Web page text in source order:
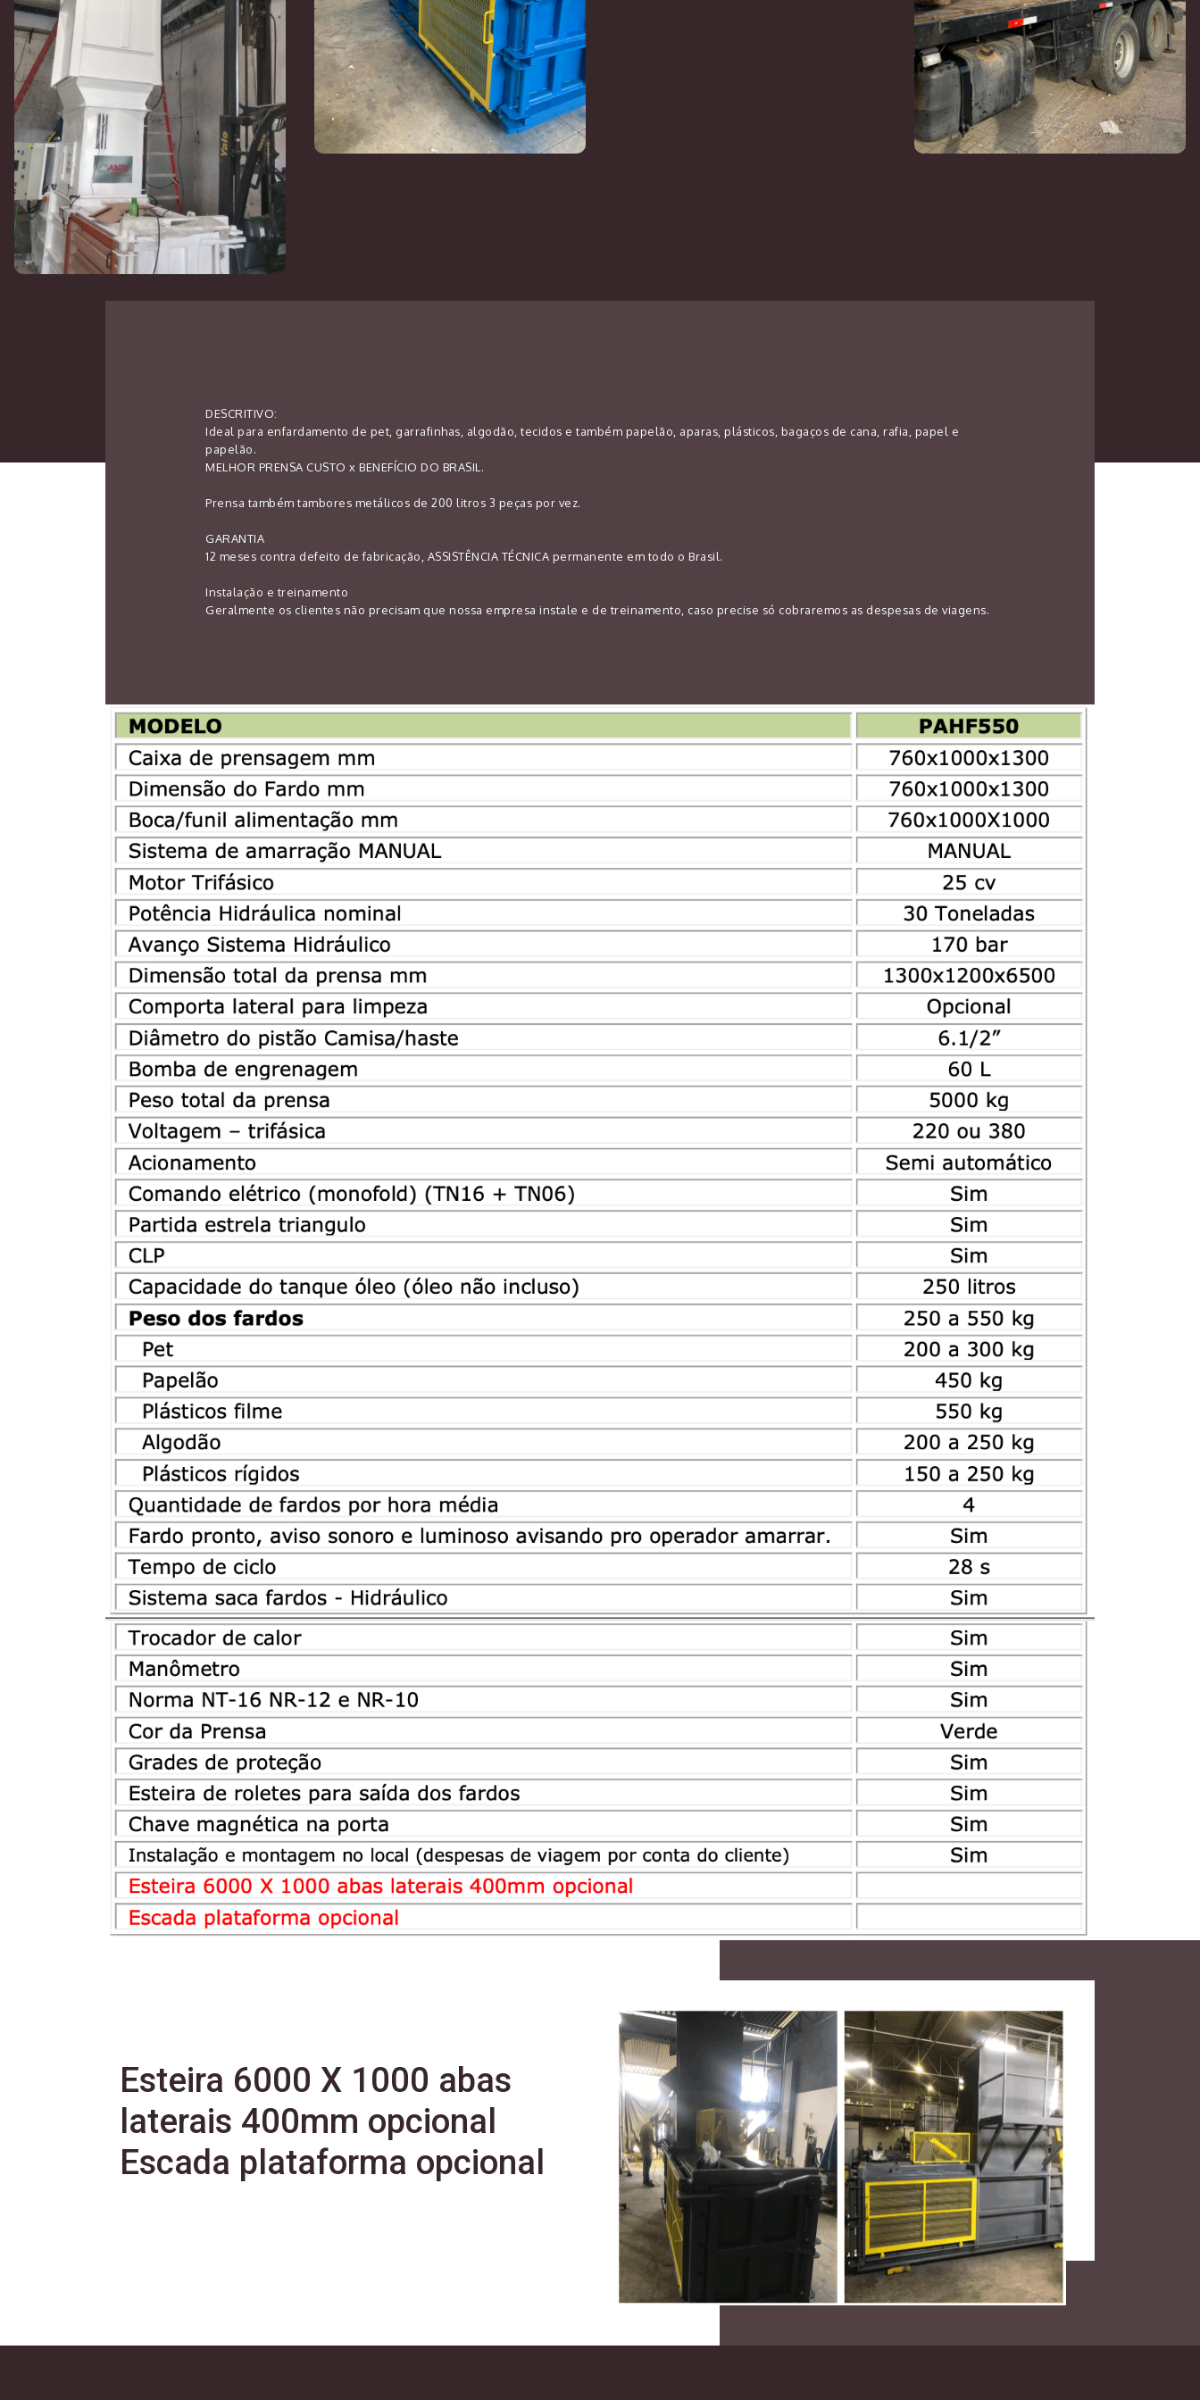
DESCRITIVO:
Ideal para enfardamento de pet, garrafinhas, algodão, tecidos e também papelão, aparas, plásticos, bagaços de cana, rafia, papel e
papelão.
MELHOR PRENSA CUSTO x BENEFÍCIO DO BRASIL.
Prensa também tambores metálicos de 200 litros 3 peças por vez.
GARANTIA
12 meses contra defeito de fabricação, ASSISTÊNCIA TÉCNICA permanente em todo o Brasil.
Instalação e treinamento
Geralmente os clientes não precisam que nossa empresa instale e de treinamento, caso precise só cobraremos as despesas de viagens.
Esteira 6000 X 1000 abas
laterais 400mm opcional
Escada plataforma opcional